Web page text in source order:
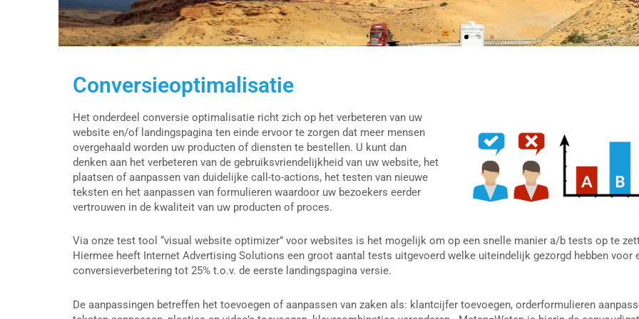
Conversieoptimalisatie
Het onderdeel conversie optimalisatie richt zich op het verbeteren van uw
website en/of landingspagina ten einde ervoor te zorgen dat meer mensen
overgehaald worden uw producten of diensten te bestellen. U kunt dan
denken aan het verbeteren van de gebruiksvriendelijkheid van uw website, het
plaatsen of aanpassen van duidelijke call-to-actions, het testen van nieuwe
teksten en het aanpassen van formulieren waardoor uw bezoekers eerder
vertrouwen in de kwaliteit van uw producten of proces.
Via onze test tool “visual website optimizer” voor websites is het mogelijk om op een snelle manier a/b tests op te
Hiermee heeft Internet Advertising Solutions een groot aantal tests uitgevoerd welke uiteindelijk gezorgd hebben voor
conversieverbetering tot 25% t.o.v. de eerste landingspagina versie.
De aanpassingen betreffen het toevoegen of aanpassen van zaken als: klantcijfer toevoegen, orderformulieren